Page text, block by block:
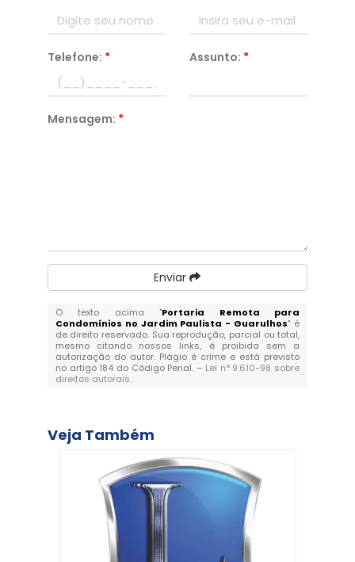
Telefone: * Assunto: *
Mensagem: *
Enviar
O texto acima "Portaria Remota para
Condomínios no Jardim Paulista - Guarulhos" é
de direito reservado. Sua reprodução, parcial ou total,
mesmo citando nossos links, é proibida sem a
autorização do autor. Plágio é crime e está previsto
no artigo 184 do Código Penal. – Lei n° 9.610-98 sobre
direitos autorais.
Veja Também